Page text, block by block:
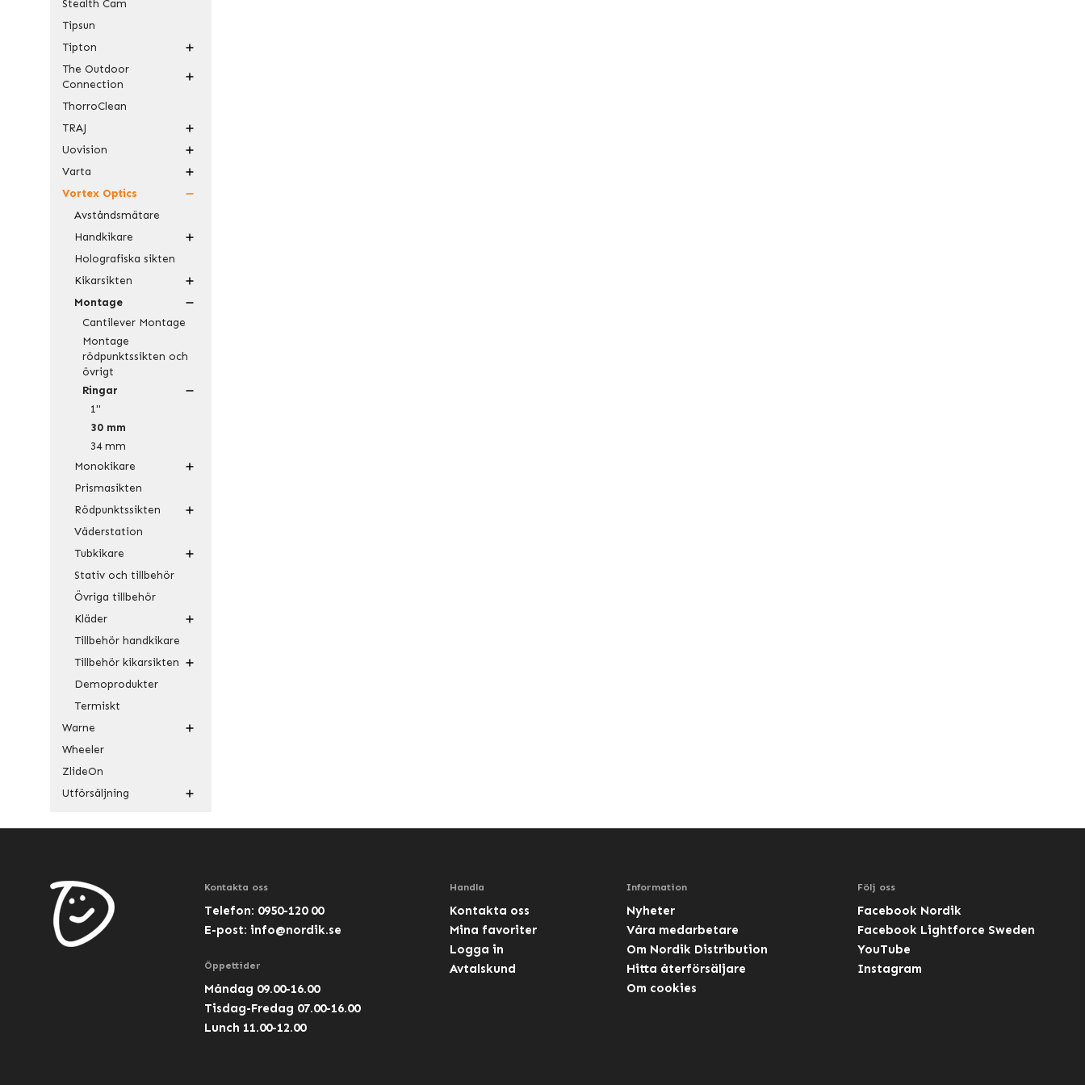
Stealth Cam
Tipsun
Tipton
The Outdoor
Connection
ThorroClean
TRAJ
Uovision
Varta
Vortex Optics
Avståndsmätare
Handkikare
Holografiska sikten
Kikarsikten
Montage
Cantilever Montage
Montage
rödpunktssikten och
övrigt
Ringar
1"
30 mm
34 mm
Monokikare
Prismasikten
Rödpunktssikten
Väderstation
Tubkikare
Stativ och tillbehör
Övriga tillbehör
Kläder
Tillbehör handkikare
Tillbehör kikarsikten
Demoprodukter
Termiskt
Warne
Wheeler
ZlideOn
Utförsäljning
Kontakta oss
Telefon: 0950-120 00
E-post: info@nordik.se
Öppettider
Måndag 09.00-16.00
Tisdag-Fredag 07.00-16.00
Lunch 11.00-12.00
Handla
Kontakta oss
Mina favoriter
Logga in
Avtalskund
Information
Nyheter
Våra medarbetare
Om Nordik Distribution
Hitta återförsäljare
Om cookies
Följ oss
Facebook Nordik
Facebook Lightforce Sweden
YouTube
Instagram